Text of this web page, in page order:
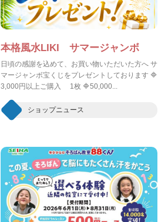
本格風水LIKI サマージャンボ
日頃の感謝を込めて、お買い物いただいた方へ サ
マージャンボ宝くじをプレゼントしております 🔷
3,000円以上ご購入 1枚 🔷50,000...
ショップニュース